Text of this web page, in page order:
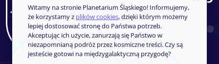
Witamy na stronie Planetarium Śląskiego! Informujemy,
że korzystamy z plików cookies, dzięki którym możemy
lepiej dostosować stronę do Państwa potrzeb.
Akceptując ich użycie, zanurzają się Państwo w
niezapomnianą podróż przez kosmiczne treści. Czy są
jesteście gotowi na międzygalaktyczną przygodę?